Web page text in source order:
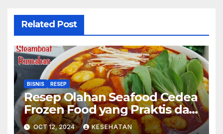
Related Post
BISNIS RESEP
Resep Olahan Seafood Cedea
Frozen Food yang Praktis dan
Lezat
OCT 12, 2024 KESEHATAN